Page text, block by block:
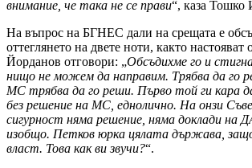
внимание, че така не се прави“, каза Тошко
На въпрос на БГНЕС дали на срещата е
оттеглянето на двете ноти, както настояват
Йорданов отговори: „Обсъдихме го и
нищо не можем да направим. Трябва да го
МС трябва да го реши. Първо той ги кара
без решение на МС, еднолично. На онзи
сигурност няма решение, няма доклади на
изобщо. Петков юрка цялата държава,
власт. Това как ви звучи?“.